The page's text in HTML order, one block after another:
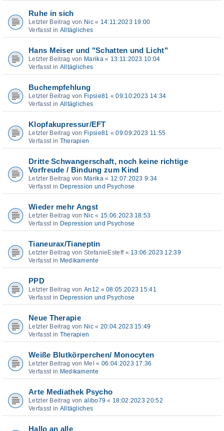
Ruhe in sich
Letzter Beitrag von Nic« 14:11:2023 19:00
Verfasst in Alltägliches
Hans Meiser und "Schatten und Licht"
Letzter Beitrag von Marika« 13:11:2023 10:04
Verfasst in Alltägliches
Buchempfehlung
Letzter Beitrag von Fipsie81 «09:10:2023 14:34
Verfasst in Alltägliches
Klopfakupressur/EFT
Letzter Beitrag von Fipsie81 «09:09:2023 11:55
Verfasst in Therapien
Dritte Schwangerschaft, noch keine richtige
Vorfreude / Bindung zum Kind
Letzter Beitrag von Marika« 12:07:2023 9:34
Verfasst in Depression und Psychose
Wieder mehr Angst
Letzter Beitrag von Nic« 15:06:2023 18:53
Verfasst in Depression und Psychose
Tianeurax/Tianeptin
Letzter Beitrag vonStefanieEsteff« 13:06:2023 12:39
Verfasst in Medikamente
PPD
Letzter Beitrag von An12 «08:05:2023 15:41
Verfasst in Depression und Psychose
Neue Therapie
Letzter Beitrag von Nic« 20:04:2023 15:49
Verfasst in Therapien
Weiße Blutkörperchen/ Monocyten
Letzter Beitrag von Mel « 06:04:2023 17:36
Verfasst in Medikamente
Arte Mediathek Psycho
Letzter Beitrag von alibo79 « 18:02:2023 20:52
Verfasst in Alltägliches
Hallo an alle